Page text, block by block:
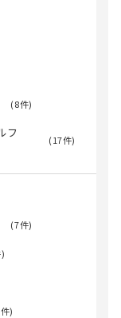
(8件)
フ
(17件)
(7件)
)